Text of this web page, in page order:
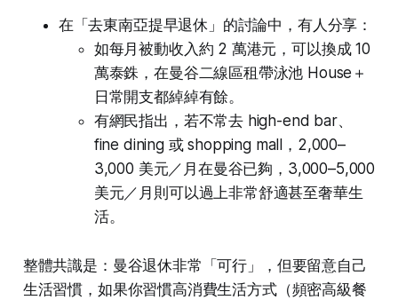
在「去東南亞提早退休」的討論中，有人分享：
如每月被動收入約 2 萬港元，可以換成 10
萬泰銖，在曼谷二線區租帶泳池 House＋
日常開支都綽綽有餘。
有網民指出，若不常去 high-end bar、
fine dining 或 shopping mall，2,000–
3,000 美元／月在曼谷已夠，3,000–5,000
美元／月則可以過上非常舒適甚至奢華生
活。
整體共識是：曼谷退休非常「可行」，但要留意自己
生活習慣，如果你習慣高消費生活方式（頻密高級餐